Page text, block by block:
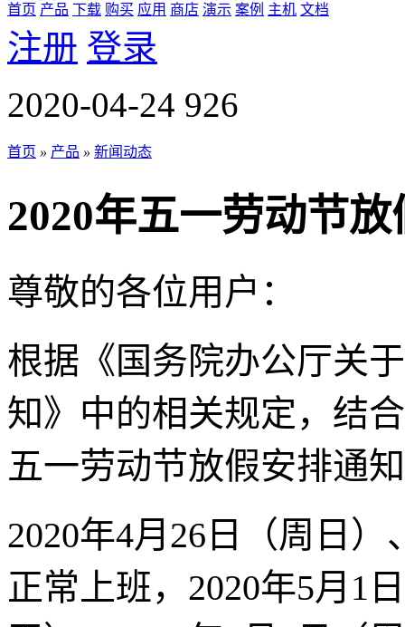
首页 产品 下载 购买 应用 商店 演示 案例 主机 文档
注册 登录
2020-04-24 926
首页 » 产品 » 新闻动态
2020年五一劳动节
尊敬的各位用户：
根据《国务院办公厅关
知》中的相关规定，结
五一劳动节放假安排通
2020年4月26日（周日
正常上班，2020年5月1